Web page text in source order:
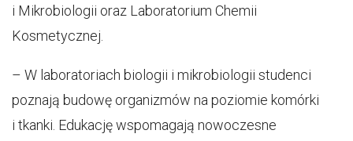
i Mikrobiologii oraz Laboratorium Chemii
Kosmetycznej.
– W laboratoriach biologii i mikrobiologii studenci
poznają budowę organizmów na poziomie komórki
i tkanki. Edukację wspomagają nowoczesne